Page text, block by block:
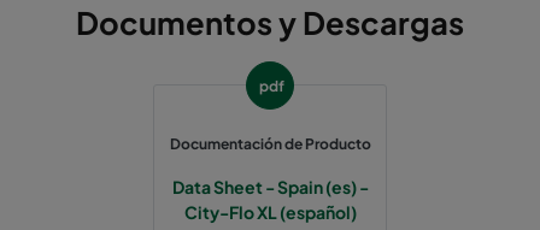
City-Flo XL 0185/520 ePM1 85%
ePM1 85%
Documentos y Descargas
pdf
Documentación de Producto
Data Sheet - Spain (es) -
City-Flo XL (español)